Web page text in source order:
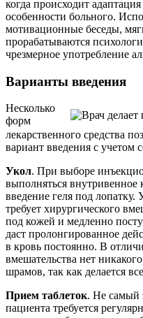
когда происходит
особенности больного.
мотивационные беседы,
прорабатываются
чрезмерное употребление
Варианты введения
Несколько
форм
лекарственного средства
вариант введения с учетом
Укол. При выборе
выполняться внутривенное
введение геля под
требует хирургического
под кожей и медленно
даст пролонгированное
в кровь постоянно. В
вмешательства нет
шрамов, так как делается
Прием таблеток. Не самый
пациента требуется